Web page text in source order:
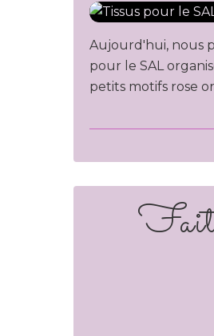
Aujourd'hui, nous
pour le SAL
petits motifs rose
Fait